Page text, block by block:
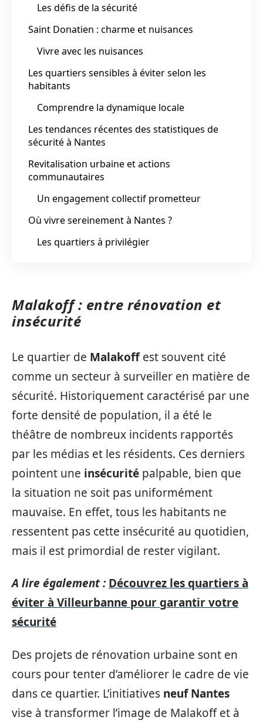
Les défis de la sécurité
Saint Donatien : charme et nuisances
Vivre avec les nuisances
Les quartiers sensibles à éviter selon les
habitants
Comprendre la dynamique locale
Les tendances récentes des statistiques de
sécurité à Nantes
Revitalisation urbaine et actions
communautaires
Un engagement collectif prometteur
Où vivre sereinement à Nantes ?
Les quartiers à privilégier
Malakoff : entre rénovation et
insécurité
Le quartier de Malakoffest souvent cité
comme un secteur à surveiller en matière de
sécurité. Historiquement caractérisé par une
forte densité de population, il a été le
théâtre de nombreux incidents rapportés
par les médias et les résidents. Ces derniers
pointent une insécurité palpable, bien que
la situation ne soit pas uniformément
mauvaise. En effet, tous les habitants ne
ressentent pas cette insécurité au quotidien,
mais il est primordial de rester vigilant.
A lire également : Découvrez les quartiers à
éviter à Villeurbanne pour garantir votre
sécurité
Des projets de rénovation urbaine sont en
cours pour tenter d’améliorer le cadre de vie
dans ce quartier. L’initiatives neuf Nantes
vise à transformer l’image de Malakoff et à